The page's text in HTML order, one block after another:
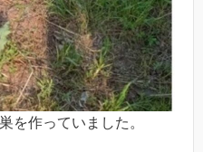
を作っていました。